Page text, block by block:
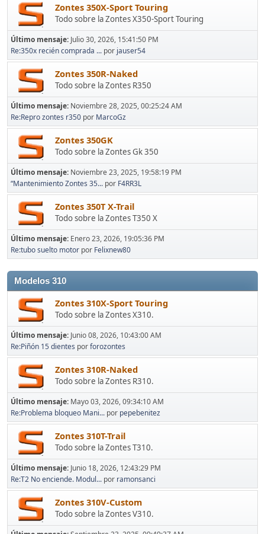
Zontes 350X-Sport Touring
Todo sobre la Zontes X350-Sport Touring
Último mensaje: Julio 30, 2026, 15:41:50 PM
Re:350x recién comprada ... por jauser54
Zontes 350R-Naked
Todo sobre la Zontes R350
Último mensaje: Noviembre 28, 2025, 00:25:24 AM
Re:Repro zontes r350 por MarcoGz
Zontes 350GK
Todo sobre la Zontes Gk 350
Último mensaje: Noviembre 23, 2025, 19:58:19 PM
“Mantenimiento Zontes 35... por F4RR3L
Zontes 350T X-Trail
Todo sobre la Zontes T350 X
Último mensaje: Enero 23, 2026, 19:05:36 PM
Re:tubo suelto motor por Felixnew80
Modelos 310
Zontes 310X-Sport Touring
Todo sobre la Zontes X310.
Último mensaje: Junio 08, 2026, 10:43:00 AM
Re:Piñón 15 dientes porforozontes
Zontes 310R-Naked
Todo sobre la Zontes R310.
Último mensaje: Mayo 03, 2026, 09:34:10 AM
Re:Problema bloqueo Mani... por pepebenitez
Zontes 310T-Trail
Todo sobre la Zontes T310.
Último mensaje: Junio 18, 2026, 12:43:29 PM
Re:T2 No enciende. Modul... por ramonsanci
Zontes 310V-Custom
Todo sobre la Zontes V310.